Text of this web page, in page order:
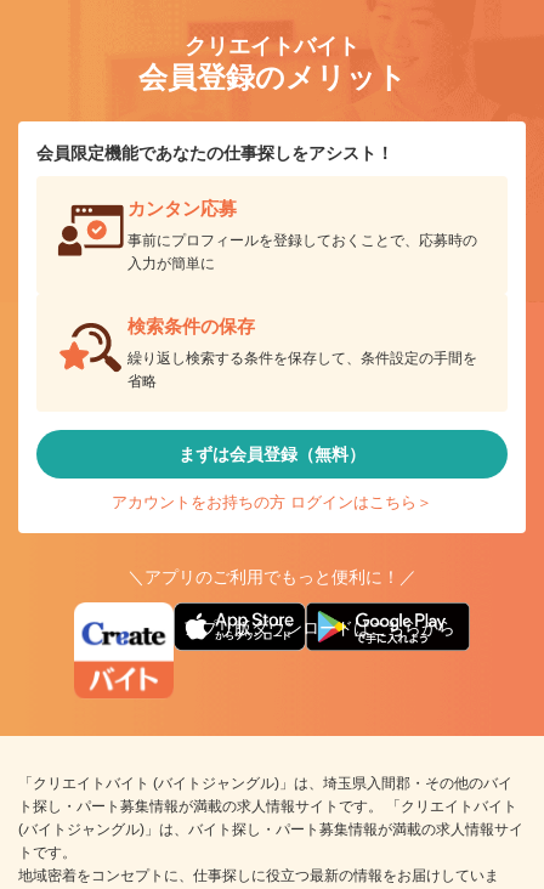
クリエイトバイト
会員登録のメリット
会員限定機能であなたの仕事探しをアシスト！
カンタン応募
事前にプロフィールを登録しておくことで、応募時の
入力が簡単に
検索条件の保存
繰り返し検索する条件を保存して、条件設定の手間を
省略
まずは会員登録（無料）
アカウントをお持ちの方 ログインはこちら＞
＼アプリのご利用でもっと便利に！／
アプリ版ダウンロードはこちらから
「クリエイトバイト (バイトジャングル)」は、埼玉県入間郡・その他のバイ
ト探し・パート募集情報が満載の求人情報サイトです。 「クリエイトバイト
(バイトジャングル)」は、バイト探し・パート募集情報が満載の求人情報サイ
トです。
地域密着をコンセプトに、仕事探しに役立つ最新の情報をお届けしていま